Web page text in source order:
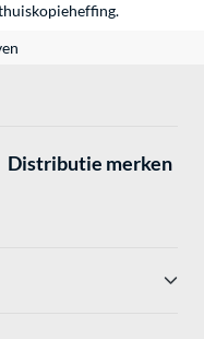
Distributie merken